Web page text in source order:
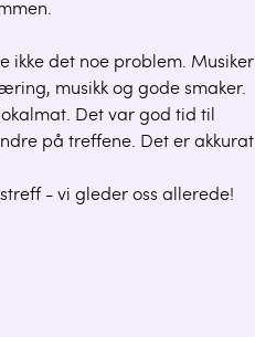
ikke det noe problem. Musiker
musikk og gode smaker.
Det var god tid til
på treffene. Det er akkurat
- vi gleder oss allerede!